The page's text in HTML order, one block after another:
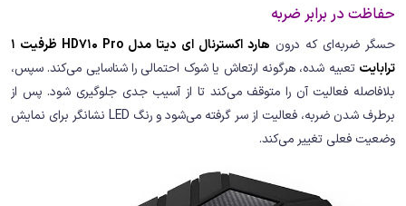
حفاظت در برابر ضربه
حسگر ضربه‌ای که درون
هارد اکسترنال ای دیتا مدل HD710 Pro ظرفیت 1
ترابایت تعبیه شده، هرگونه ارتعاش یا شوک احتمالی را شناسایی می‌کند. سپس،
بلافاصله فعالیت آن را متوقف می‌کند تا از آسیب جدی جلوگیری شود. پس از
برطرف شدن ضربه، فعالیت از سر گرفته می‌شود و رنگ LED نشانگر برای نمایش
وضعیت فعلی تغییر می‌کند.